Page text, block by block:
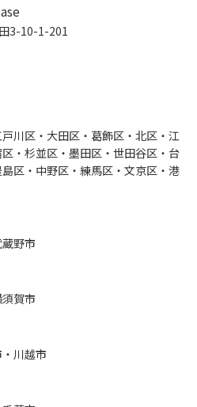
3-10-1-201
川区・大田区・葛飾区・北区・江
・杉並区・墨田区・世田谷区・台
区・中野区・練馬区・文京区・港
野市
賀市
川越市